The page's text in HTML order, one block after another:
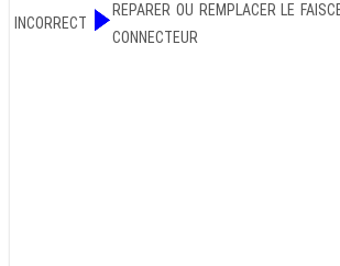
INCORRECT
REPARER OU REMPLACER LE
CONNECTEUR